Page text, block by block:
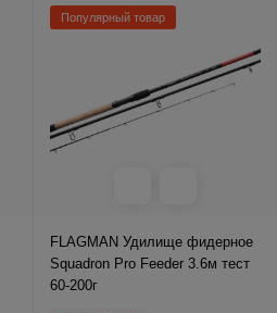
Популярный товар
FLAGMAN Удилище фидерное
Squadron Pro Feeder 3.6м тест
60-200г